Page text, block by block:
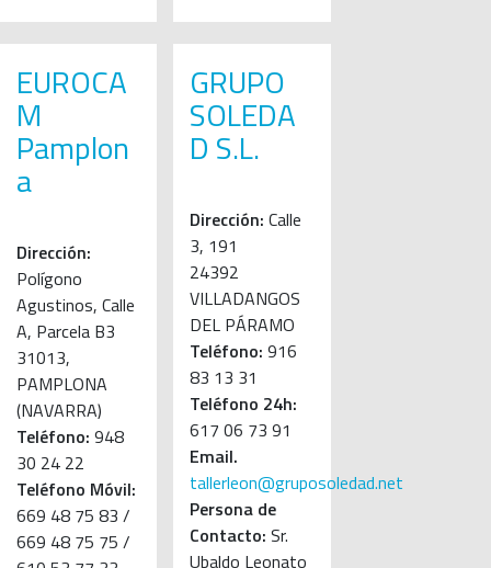
EUROCA
M
Pamplon
a
Dirección:
Polígono
Agustinos, Calle
A, Parcela B3
31013,
PAMPLONA
(NAVARRA)
Teléfono: 948
30 24 22
Teléfono Móvil:
669 48 75 83 /
669 48 75 75 /
GRUPO
SOLEDA
D S.L.
Dirección:Calle
3, 191
24392
VILLADANGOS
DEL PÁRAMO
Teléfono:916
83 13 31
Teléfono 24h:
617 06 73 91
Email.
tallerleon@gruposoledad.net
Persona de
Contacto:Sr.
Ubaldo Leonato